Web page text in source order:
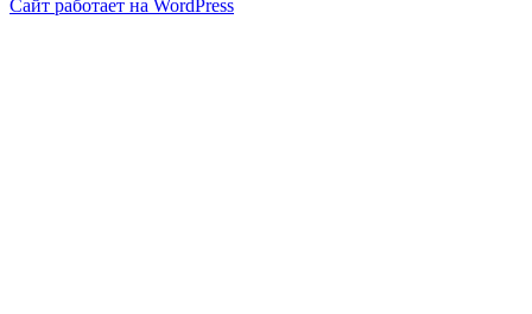
Сайт работает на WordPress